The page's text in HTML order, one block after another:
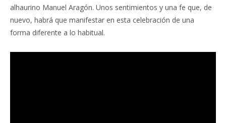
alhaurino Manuel Aragón. Unos sentimientos y una fe que, de
nuevo, habrá que manifestar en esta celebración de una
forma diferente a lo habitual.